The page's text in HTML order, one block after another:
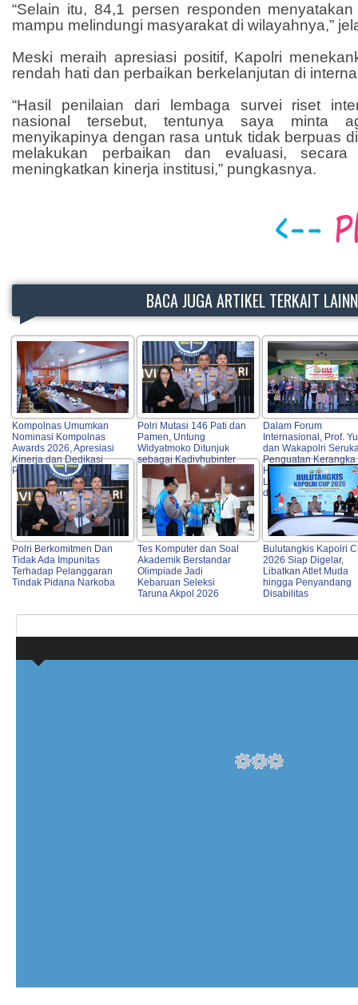
“Selain itu, 84,1 persen responden
mampu melindungi masyarakat di wilayahnya,”
Meski meraih apresiasi positif, Kapolri
rendah hati dan perbaikan berkelanjutan di
“Hasil penilaian dari lembaga survei riset
nasional tersebut, tentunya saya minta
menyikapinya dengan rasa untuk tidak berpuas
melakukan perbaikan dan evaluasi, secara
meningkatkan kinerja institusi,” pungkasnya.
BACA JUGA ARTIKEL TERKAIT
Kompolnas Umumkan
Nominasi Kompolnas
Awards 2026, Apresiasi
Kinerja dan Dedikasi
Personel Polri
Polri Mutasi 146 Pati dan
Pamen, Untung
Widyatmoko Ditunjuk
sebagai Kadivhubinter
Dalam Forum
Internasional, Prof.
dan Wakapolri
Penguatan Kerangka
Hukum Global untuk
Lindungi Perempuan
dan Anak dari TPPO
Polri Berkomitmen Dan
Tidak Ada Impunitas
Terhadap Pelanggaran
Tindak Pidana Narkoba
Tes Komputer dan Soal
Akademik Berstandar
Olimpiade Jadi
Kebaruan Seleksi
Taruna Akpol 2026
Bulutangkis Kapolri
2026 Siap Digelar,
Libatkan Atlet Muda
hingga Penyandang
Disabilitas